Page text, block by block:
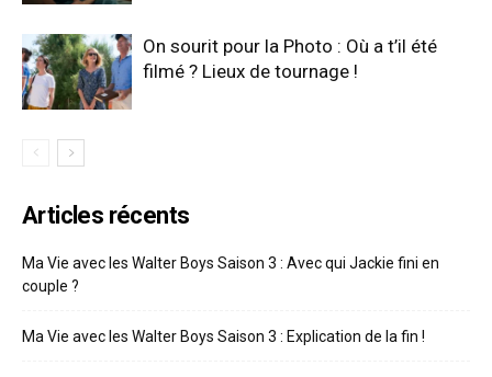
On sourit pour la Photo : Où a t’il été
filmé ? Lieux de tournage !
Articles récents
Ma Vie avec les Walter Boys Saison 3 : Avec qui Jackie fini en
couple ?
Ma Vie avec les Walter Boys Saison 3 : Explication de la fin !